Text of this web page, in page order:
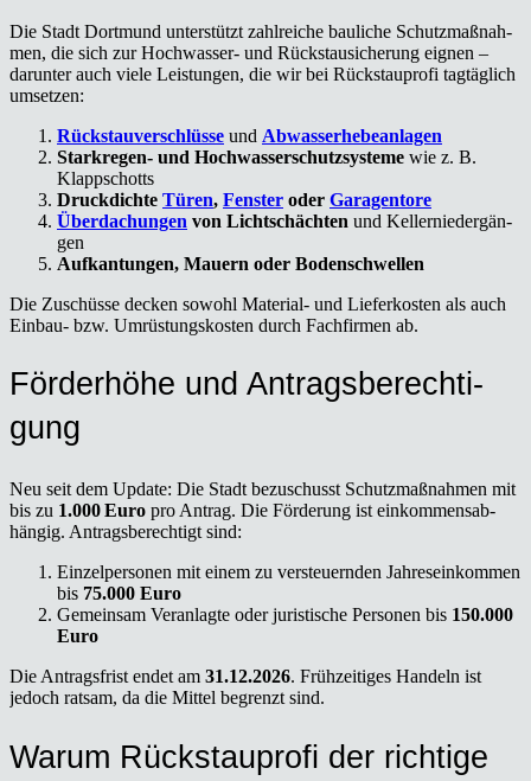
Die Stadt Dort­mund unter­stützt zahl­rei­che bau­li­che Schutz­maß­nah­
men, die sich zur Hoch­was­ser- und Rück­stau­si­che­rung eig­nen –
dar­un­ter auch vie­le Leis­tun­gen, die wir bei Rück­stau­pro­fi tag­täg­lich
umset­zen:
Rück­stau­ver­schlüs­se und Abwas­ser­he­be­an­la­gen
Stark­re­gen- und Hoch­was­ser­schutz­sys­te­me wie z. B.
Klapp­schotts
Druck­dich­te Türen, Fens­ter oder Gara­gen­to­re
Über­da­chun­gen von Licht­schäch­ten und Kel­ler­nie­der­gän­
gen
Auf­kan­tun­gen, Mau­ern oder Boden­schwel­len
Die Zuschüs­se decken sowohl Mate­ri­al- und Lie­fer­kos­ten als auch
Ein­bau- bzw. Umrüs­tungs­kos­ten durch Fach­fir­men ab.
För­der­hö­he und Antrags­be­rech­ti­
gung
Neu seit dem Update: Die Stadt bezu­schusst Schutz­maß­nah­men mit
bis zu 1.000 Euro pro Antrag. Die För­de­rung ist ein­kom­mens­ab­
hän­gig. Antrags­be­rech­tigt sind:
Ein­zel­per­so­nen mit einem zu ver­steu­ern­den Jah­res­ein­kom­men
bis 75.000 Euro
Gemein­sam Ver­an­lag­te oder juris­ti­sche Per­so­nen bis 150.000
Euro
Die Antrags­frist endet am 31.12.2026. Früh­zei­ti­ges Han­deln ist
jedoch rat­sam, da die Mit­tel begrenzt sind.
War­um Rück­stau­pro­fi der rich­ti­ge